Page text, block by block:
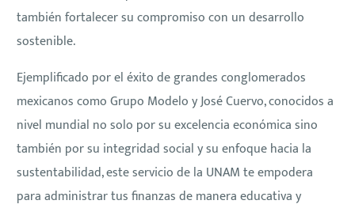
también fortalecer su compromiso con un desarrollo
sostenible.
Ejemplificado por el éxito de grandes conglomerados
mexicanos como Grupo Modelo y José Cuervo, conocidos a
nivel mundial no solo por su excelencia económica sino
también por su integridad social y su enfoque hacia la
sustentabilidad, este servicio de la UNAM te empodera
para administrar tus finanzas de manera educativa y